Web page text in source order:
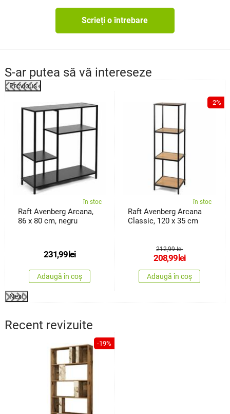
Scrieți o întrebare
S-ar putea să vă intereseze
Previous
în stoc
Raft Avenberg Arcana,
86 x 80 cm, negru
231,99lei
Adaugă în coș
-2%
în stoc
Raft Avenberg Arcana
Classic, 120 x 35 cm
212,99 lei
208,99lei
Adaugă în coș
Next
Recent revizuite
-19%